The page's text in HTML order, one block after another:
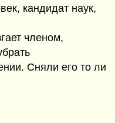
кандидат наук,
членом,
Сняли его то ли